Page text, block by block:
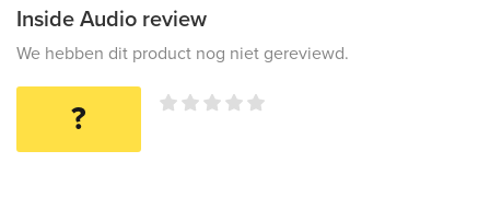
Inside Audio review
We hebben dit product nog niet gereviewd.
?